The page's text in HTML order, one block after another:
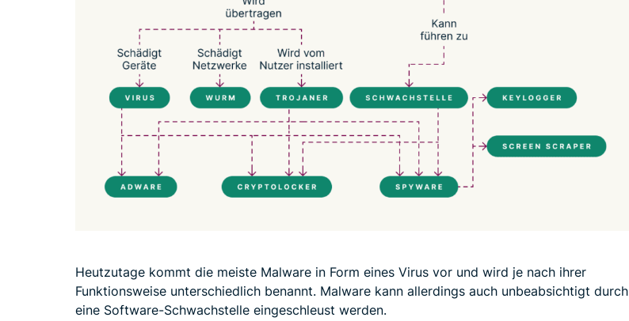
Heutzutage kommt die meiste Malware in Form eines Virus vor und wird je nach ihrer
Funktionsweise unterschiedlich benannt. Malware kann allerdings auch unbeabsichtigt durch
eine Software-Schwachstelle eingeschleust werden.